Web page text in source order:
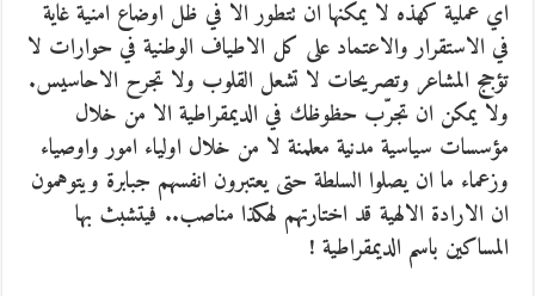
اي عملية كهذه لا يمكنها ان تتطور الا في ظل اوضاع امنية غاية
في الاستقرار والاعتماد على كل الاطياف الوطنية في حوارات لا
تؤجج المشاعر وتصريحات لا تشعل القلوب ولا تجرح الاحاسيس.
ولا يمكن ان تجرّب حظوظك في الديمقراطية الا من خلال
مؤسسات سياسية مدنية معلمنة لا من خلال اولياء امور واوصياء
وزعماء ما ان يصلوا السلطة حتى يعتبرون انفسهم جبابرة ويتوهمون
ان الارادة الالهية قد اختارتهم لهكذا مناصب.. فيتشبث بها
المساكين باسم الديمقراطية !